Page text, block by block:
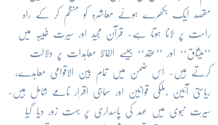
مقصد ایک بکھرے ہوئے معاشرہ کو منظم کر کے راہ
راست پر لانا ہوتا ہے- قرآن مجید اور سیرت طیبہ میں
’’میثاق‘‘ اور ’’عقد‘‘ جیسے الفاظ معاہدات پر دلالت
کرتے ہیں- اس ضمن میں تمام بین الاقوامی معاہدے،
ریاستی آئین ،ملکی قوانین اور سماجی اقرار نامے شامل ہیں-
سیرت نبوی میں عہد کی پاسداری پر بہت زور دیا گیا